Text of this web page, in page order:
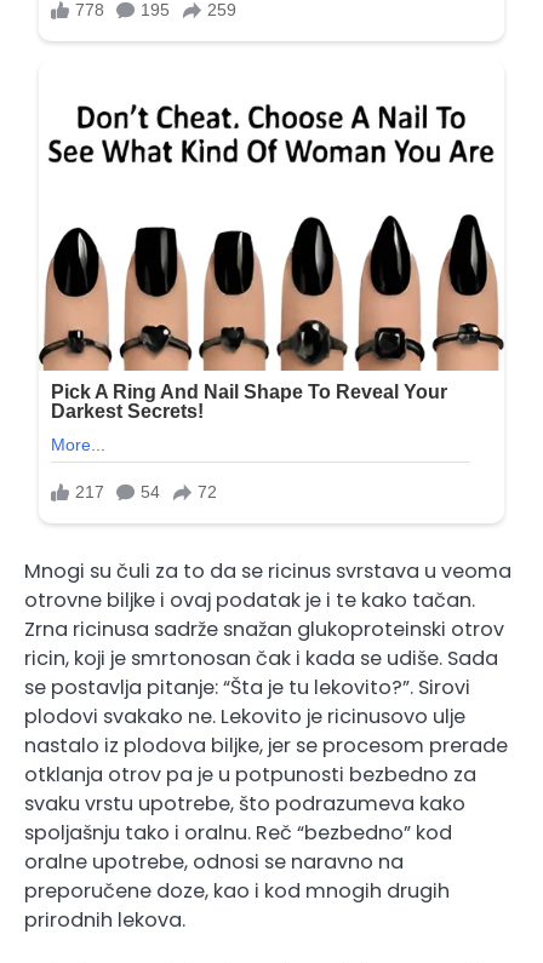
Mnogi su čuli za to da se ricinus svrstava u veoma
otrovne biljke i ovaj podatak je i te kako tačan.
Zrna ricinusa sadrže snažan glukoproteinski otrov
ricin, koji je smrtonosan čak i kada se udiše. Sada
se postavlja pitanje: “Šta je tu lekovito?”. Sirovi
plodovi svakako ne. Lekovito je ricinusovo ulje
nastalo iz plodova biljke, jer se procesom prerade
otklanja otrov pa je u potpunosti bezbedno za
svaku vrstu upotrebe, što podrazumeva kako
spoljašnju tako i oralnu. Reč “bezbedno” kod
oralne upotrebe, odnosi se naravno na
preporučene doze, kao i kod mnogih drugih
prirodnih lekova.